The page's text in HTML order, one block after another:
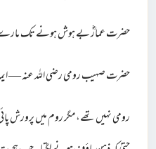
حضرت عمارؓ بے ہوش ہونے تک مارے
حضرت صہیب رومی رضی اللہ عنہ —
رومی نہیں تھے، مگر روم میں پرورش